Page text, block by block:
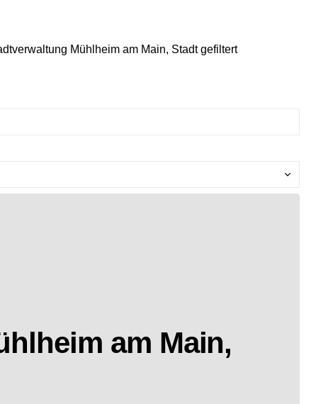
Mühlheim am Main, Stadt gefiltert
am Main,